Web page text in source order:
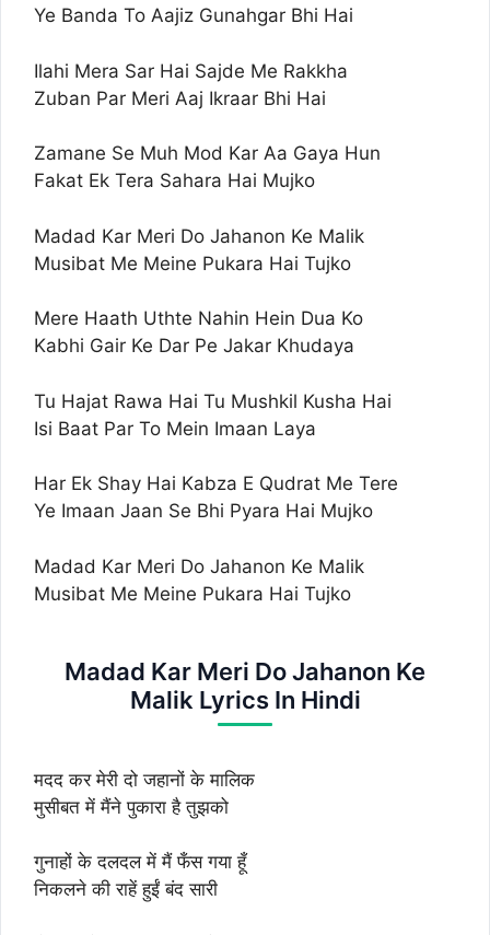
Ye Banda To Aajiz Gunahgar Bhi Hai
Ilahi Mera Sar Hai Sajde Me Rakkha
Zuban Par Meri Aaj Ikraar Bhi Hai
Zamane Se Muh Mod Kar Aa Gaya Hun
Fakat Ek Tera Sahara Hai Mujko
Madad Kar Meri Do Jahanon Ke Malik
Musibat Me Meine Pukara Hai Tujko
Mere Haath Uthte Nahin Hein Dua Ko
Kabhi Gair Ke Dar Pe Jakar Khudaya
Tu Hajat Rawa Hai Tu Mushkil Kusha Hai
Isi Baat Par To Mein Imaan Laya
Har Ek Shay Hai Kabza E Qudrat Me Tere
Ye Imaan Jaan Se Bhi Pyara Hai Mujko
Madad Kar Meri Do Jahanon Ke Malik
Musibat Me Meine Pukara Hai Tujko
Madad Kar Meri Do Jahanon Ke
Malik Lyrics In Hindi
मदद कर मेरी दो जहानों के मालिक
मुसीबत में मैंने पुकारा है तुझको
गुनाहों के दलदल में मैं फँस गया हूँ
निकलने की राहें हुईं बंद सारी